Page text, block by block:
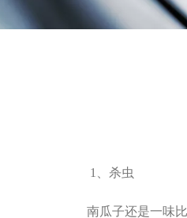
1 、杀虫
南瓜子还是一味